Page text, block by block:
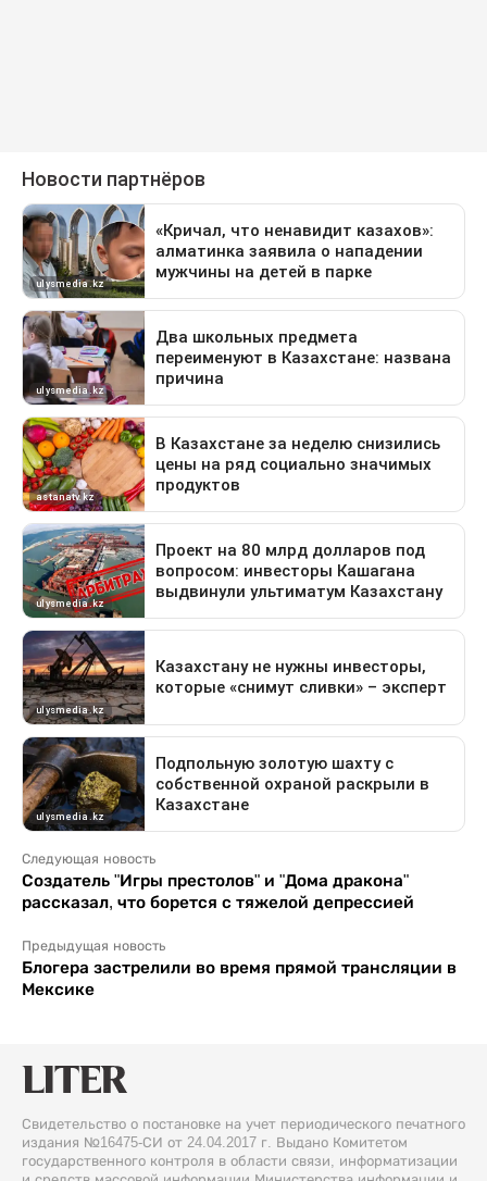
Следующая новость
Создатель "Игры престолов" и "Дома дракона"
рассказал, что борется с тяжелой депрессией
Предыдущая новость
Блогера застрелили во время прямой трансляции в
Мексике
Свидетельство о постановке на учет периодического печатного
издания №16475-СИ от 24.04.2017 г. Выдано Комитетом
государственного контроля в области связи, информатизации